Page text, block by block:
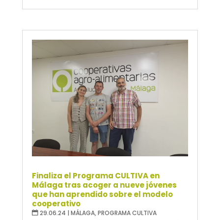
Finaliza el Programa CULTIVA en
Málaga tras acoger a nueve jóvenes
que han aprendido sobre el modelo
cooperativo
29.06.24 | MÁLAGA,PROGRAMA CULTIVA